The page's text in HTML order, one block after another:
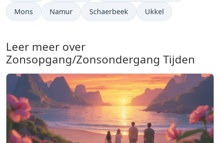
Mons Namur Schaerbeek Ukkel
Leer meer over
Zonsopgang/Zonsondergang Tijden